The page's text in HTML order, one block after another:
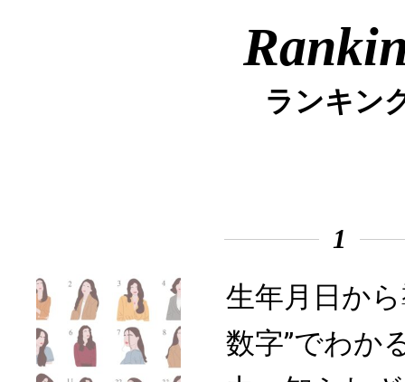
ランキン
1
生年月日か
数字”でわか